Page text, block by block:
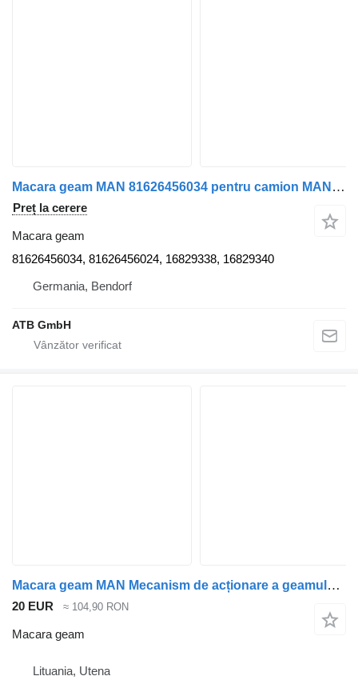
Macara geam MAN 81626456034 pentru camion MAN TGX
Preț la cerere
Macara geam
81626456034, 81626456024, 16829338, 16829340
Germania, Bendorf
ATB GmbH
Macara geam MAN Mecanism de acționare a geamului - FAȚĂ DREAPTA pentru camion MAN L2000
20 EUR ≈ 104,90 RON
Macara geam
Lituania, Utena